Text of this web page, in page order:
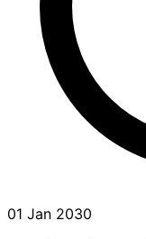
01 Jan 2030